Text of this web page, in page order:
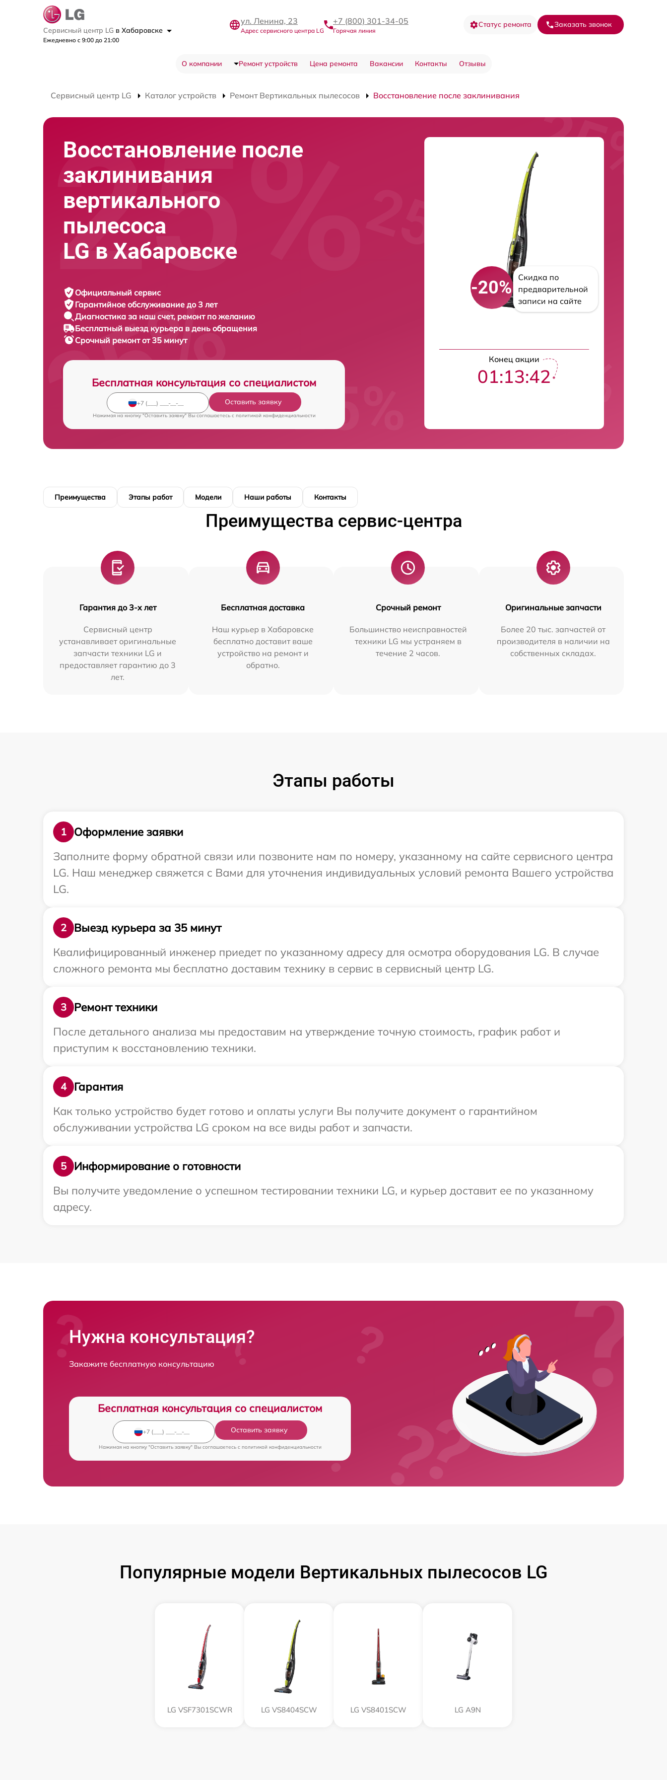
Сервисный центр LG в Хабаровске
Ежедневно с 9:00 до 21:00
ул. Ленина, 23
Адрес сервисного центра LG
+7 (800) 301-34-05
Горячая линия
Статус ремонта Заказать звонок
О компании Ремонт устройств Цена ремонта Вакансии Контакты Отзывы
Сервисный центр LG Каталог устройств Ремонт Вертикальных пылесосов Восстановление после заклинивания
Восстановление после
заклинивания
вертикального
пылесоса
LG в Хабаровске
Официальный сервис
Гарантийное обслуживание до 3 лет
Диагностика за наш счет, ремонт по желанию
Бесплатный выезд курьера в день обращения
Срочный ремонтот 35 минут
Бесплатная консультация со специалистом
Оставить заявку
Нажимая на кнопку "Оставить заявку" Вы соглашаетесь c политикой конфиденциальности
-20%
Скидка по
предварительной
записи на сайте
Конец акции
01:13:41
Преимущества Этапы работ Модели Наши работы Контакты
Преимущества сервис-центра
Гарантия до 3-х лет
Сервисный центр
устанавливает оригинальные
запчасти техники LG и
предоставляет гарантию до 3
лет.
Бесплатная доставка
Наш курьер в Хабаровске
бесплатно доставит ваше
устройство на ремонт и
обратно.
Срочный ремонт
Большинство неисправностей
техники LG мы устраняем в
течение 2 часов.
Оригинальные запчасти
Более 20 тыс. запчастей от
производителя в наличии на
собственных складах.
Этапы работы
1
Оформление заявки
Заполните форму обратной связи или позвоните нам по номеру, указанному на сайте сервисного центра
LG. Наш менеджер свяжется с Вами для уточнения индивидуальных условий ремонта Вашего устройства
LG.
2
Выезд курьера за 35 минут
Квалифицированный инженер приедет по указанному адресу для осмотра оборудования LG. В случае
сложного ремонта мы бесплатно доставим технику в сервис в сервисный центр LG.
3
Ремонт техники
После детального анализа мы предоставим на утверждение точную стоимость, график работ и
приступим к восстановлению техники.
4
Гарантия
Как только устройство будет готово и оплаты услуги Вы получите документ о гарантийном
обслуживании устройства LG сроком на все виды работ и запчасти.
5
Информирование о готовности
Вы получите уведомление о успешном тестировании техники LG, и курьер доставит ее по указанному
адресу.
Нужна консультация?
Закажите бесплатную консультацию
Бесплатная консультация со специалистом
Оставить заявку
Нажимая на кнопку "Оставить заявку" Вы соглашаетесь c политикой конфиденциальности
Популярные модели Вертикальных пылесосов LG
LG VSF7301SCWR LG VS8404SCW LG VS8401SCW LG A9N